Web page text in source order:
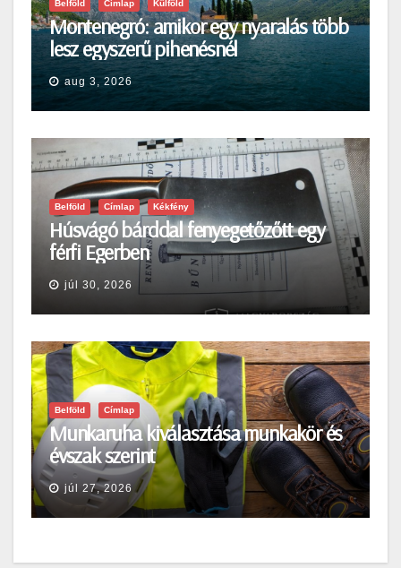
Belföld Címlap Külföld
Montenegró: amikor egy nyaralás több
lesz egyszerű pihenésnél
aug 3, 2026
Belföld Címlap Kékfény
Húsvágó bárddal fenyegetőzőtt egy
férfi Egerben
júl 30, 2026
Belföld Címlap
Munkaruha kiválasztása munkakör és
évszak szerint
júl 27, 2026